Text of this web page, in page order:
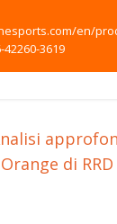
en/
3619
di RRD